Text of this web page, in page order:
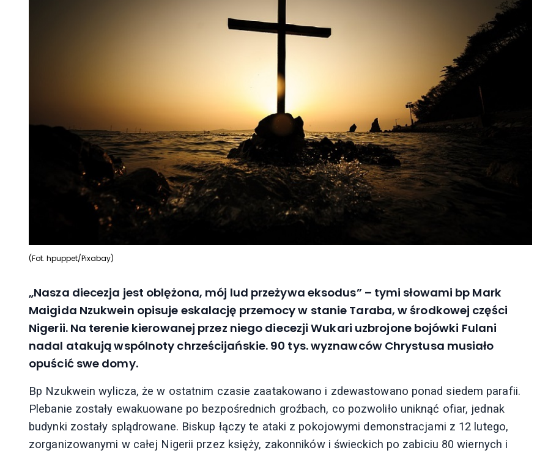
(Fot. hpuppet/Pixabay)
„Nasza diecezja jest oblężona, mój lud przeżywa eksodus” – tymi słowami bp Mark
Maigida Nzukwein opisuje eskalację przemocy w stanie Taraba, w środkowej części
Nigerii. Na terenie kierowanej przez niego diecezji Wukari uzbrojone bojówki Fulani
nadal atakują wspólnoty chrześcijańskie. 90 tys. wyznawców Chrystusa musiało
opuścić swe domy.
Bp Nzukwein wylicza, że w ostatnim czasie zaatakowano i zdewastowano ponad siedem parafii.
Plebanie zostały ewakuowane po bezpośrednich groźbach, co pozwoliło uniknąć ofiar, jednak
budynki zostały splądrowane. Biskup łączy te ataki z pokojowymi demonstracjami z 12 lutego,
zorganizowanymi w całej Nigerii przez księży, zakonników i świeckich po zabiciu 80 wiernych i